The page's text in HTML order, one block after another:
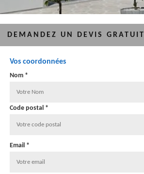
DEMANDEZ UN DEVIS GRATUIT
Vos coordonnées
Nom *
Code postal *
Email *